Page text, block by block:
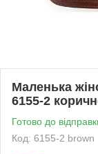
Маленька
6155-2
Готово до
Код: 6155-2 brown